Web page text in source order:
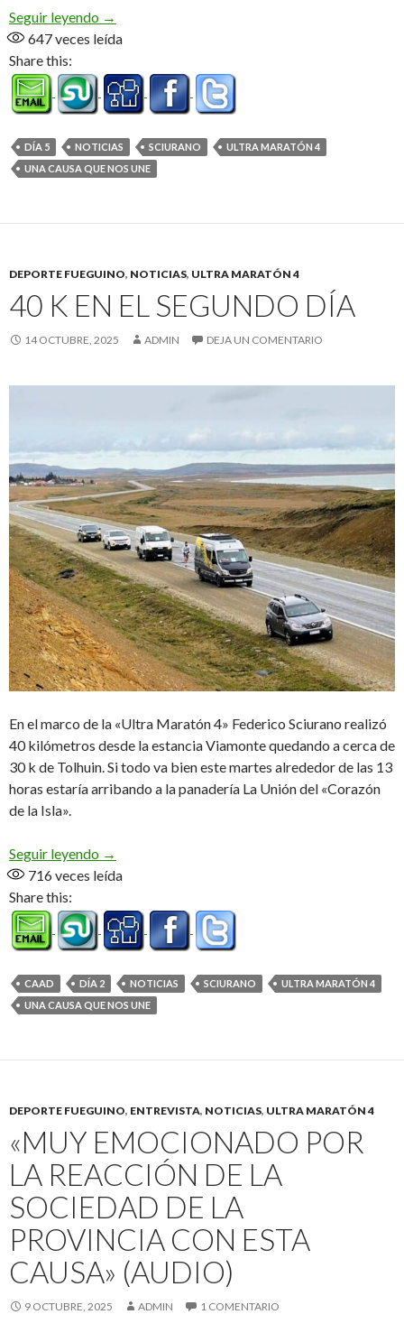
Seguir leyendo Cruce de los Andes, máximo desafío cumplido
→
647veces leída
Share this:
DÍA 5 NOTICIAS SCIURANO
ULTRA MARATÓN 4
UNA CAUSA QUE NOS UNE
DEPORTE FUEGUINO, NOTICIAS, ULTRA MARATÓN 4
40 K EN EL SEGUNDO DÍA
14 OCTUBRE, 2025 ADMIN DEJA UN COMENTARIO
En el marco de la «Ultra Maratón 4» Federico Sciurano realizó
40 kilómetros desde la estancia Viamonte quedando a cerca de
30 k de Tolhuin. Si todo va bien este martes alrededor de las 13
horas estaría arribando a la panadería La Unión del «Corazón
de la Isla».
Seguir leyendo 40 k en el segundo día
→
716veces leída
Share this:
CAAD DÍA 2 NOTICIAS SCIURANO
ULTRA MARATÓN 4
UNA CAUSA QUE NOS UNE
DEPORTE FUEGUINO, ENTREVISTA, NOTICIAS, ULTRA MARATÓN 4
«MUY EMOCIONADO POR
LA REACCIÓN DE LA
SOCIEDAD DE LA
PROVINCIA CON ESTA
CAUSA» (AUDIO)
9 OCTUBRE, 2025 ADMIN 1 COMENTARIO